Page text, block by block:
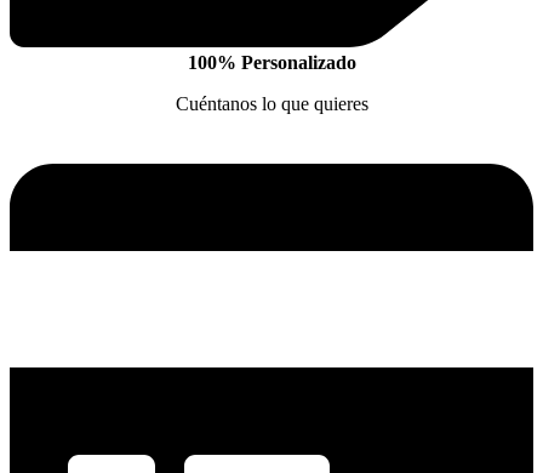
100% Personalizado
Cuéntanos lo que quieres